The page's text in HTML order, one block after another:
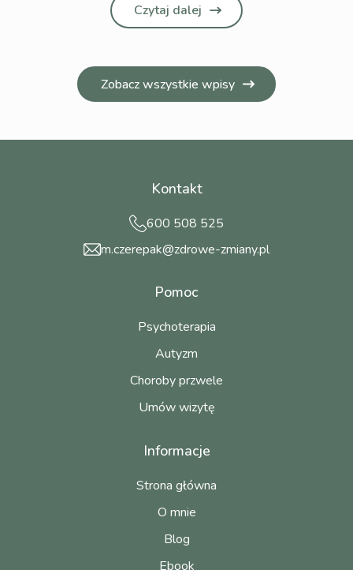
Czytaj dalej
Zobacz wszystkie wpisy
Kontakt
600 508 525
m.czerepak@zdrowe-zmiany.pl
Pomoc
Psychoterapia
Autyzm
Choroby przwele
Umów wizytę
Informacje
Strona główna
O mnie
Blog
Ebook